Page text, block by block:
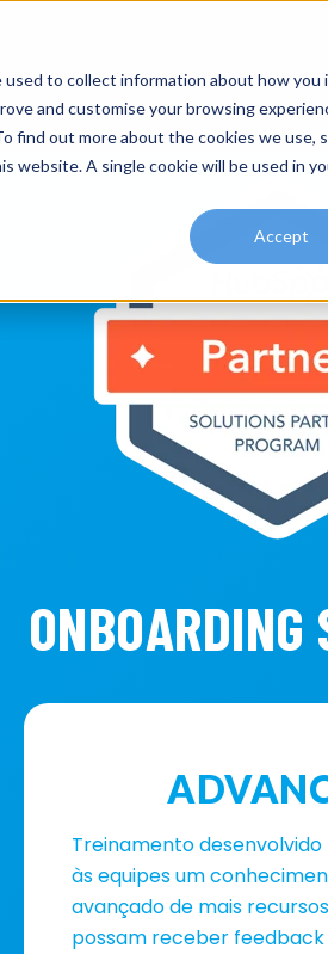
to collect information about how
and customise your browsing
out more about the cookies we use,
website. A single cookie will be used in
Accept
ONBOARDING
Treinamento
às equipes um
avançado de mais
possam receber